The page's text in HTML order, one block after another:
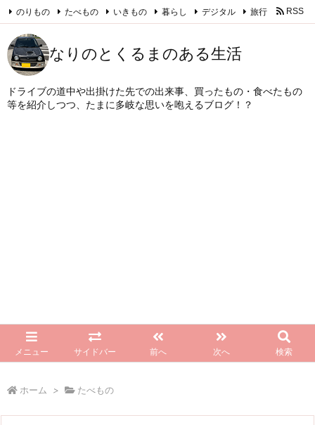
なりのとくるまのある生活
ドライブの道中や出掛けた先での出来事、買ったもの・食べたもの
等を紹介しつつ、たまに多岐な思いを咆えるブログ！？
メニュー サイドバー 前へ 次へ 検索
のりもの たべもの いきもの 暮らし デジタル 旅行 RSS
Feedly
ホーム > たべもの